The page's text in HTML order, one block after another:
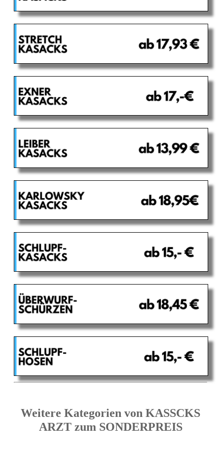
Weitere Kategorien von KASSCKS
ARZT zum SONDERPREIS